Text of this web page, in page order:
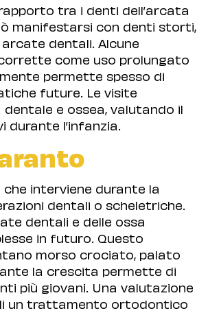
tra i denti dell’arcata
manifestarsi con denti storti,
dentali. Alcune
come uso prolungato
permette spesso di
future. Le visite
e ossea, valutando il
l’infanzia.
interviene durante la
dentali o scheletriche.
dentali e delle ossa
in futuro. Questo
morso crociato, palato
la crescita permette di
più giovani. Una valutazione
un trattamento ortodontico